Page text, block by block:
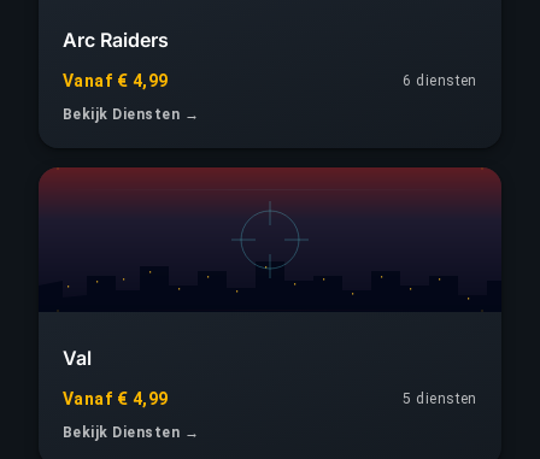
Arc Raiders
Vanaf € 4,99
6 diensten
Bekijk Diensten →
Val
Vanaf € 4,99
5 diensten
Bekijk Diensten →